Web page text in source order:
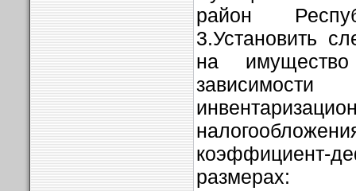
район
3.Установить
на
коэффициент-